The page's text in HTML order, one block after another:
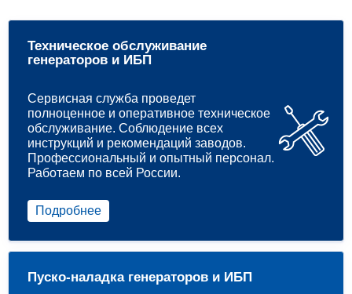
Техническое обслуживание
генераторов и ИБП
Сервисная служба проведет
полноценное и оперативное техническое
обслуживание. Соблюдение всех
инструкций и рекомендаций заводов.
Профессиональный и опытный персонал.
Работаем по всей России.
Подробнее
Пуско-наладка генераторов и ИБП